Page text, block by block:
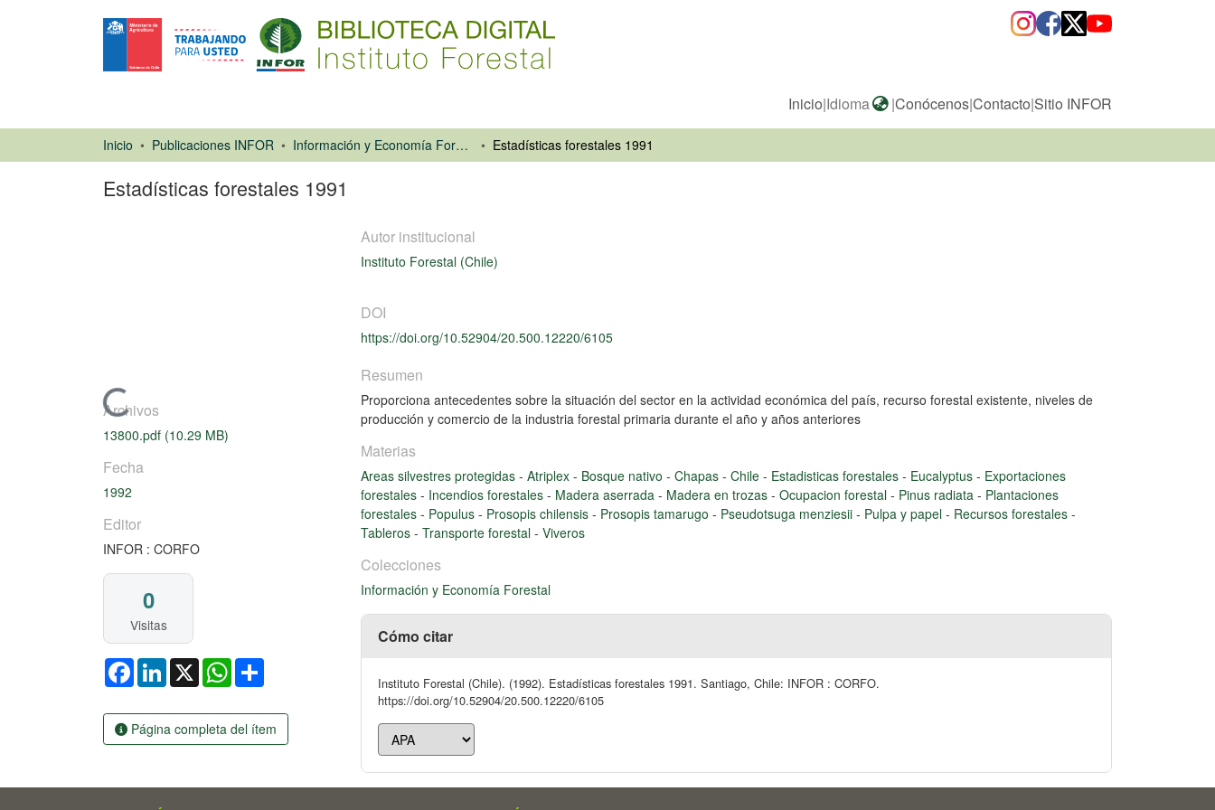
Inicio|Idioma |Conócenos|Contacto|Sitio INFOR
Inicio Publicaciones INFOR Información y Economía Forestal Estadísticas forestales 1991
Estadísticas forestales 1991
Cargando...
Archivos
13800.pdf (10.29 MB)
Fecha
1992
Editor
INFOR : CORFO
0
Visitas
FacebookLinkedIn
X WhatsApp
Página completa del ítem
Autor institucional
Instituto Forestal (Chile)
DOI
https://doi.org/10.52904/20.500.12220/6105
Resumen
Proporciona antecedentes sobre la situación del sector en la actividad económica del país, recurso forestal existente, niveles de
producción y comercio de la industria forestal primaria durante el año y años anteriores
Materias
Areas silvestres protegidas - Atriplex - Bosque nativo - Chapas - Chile - Estadisticas forestales - Eucalyptus - Exportaciones
forestales - Incendios forestales - Madera aserrada - Madera en trozas - Ocupacion forestal - Pinus radiata - Plantaciones
forestales - Populus - Prosopis chilensis - Prosopis tamarugo - Pseudotsuga menziesii - Pulpa y papel - Recursos forestales -
Tableros - Transporte forestal - Viveros
Colecciones
Información y Economía Forestal
Cómo citar
Instituto Forestal (Chile). (1992). Estadísticas forestales 1991. Santiago, Chile: INFOR : CORFO.
https://doi.org/10.52904/20.500.12220/6105